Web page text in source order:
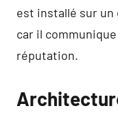
est installé sur
car il
réputation.